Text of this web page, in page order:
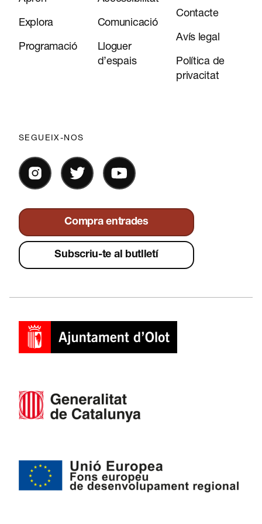
Explora
Programació
Comunicació
Lloguer
d’espais
Contacte
Avís legal
Política de
privacitat
SEGUEIX-NOS
Compra entrades
Subscriu-te al butlletí